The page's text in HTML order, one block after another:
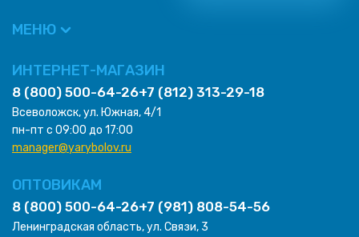
МЕНЮ
ИНТЕРНЕТ-МАГАЗИН
8 (800) 500-64-26+7 (812) 313-29-18
Всеволожск, ул. Южная, 4/1
пн-пт с 09:00 до 17:00
manager@yarybolov.ru
ОПТОВИКАМ
8 (800) 500-64-26+7 (981) 808-54-56
Ленинградская область, ул. Связи, 3